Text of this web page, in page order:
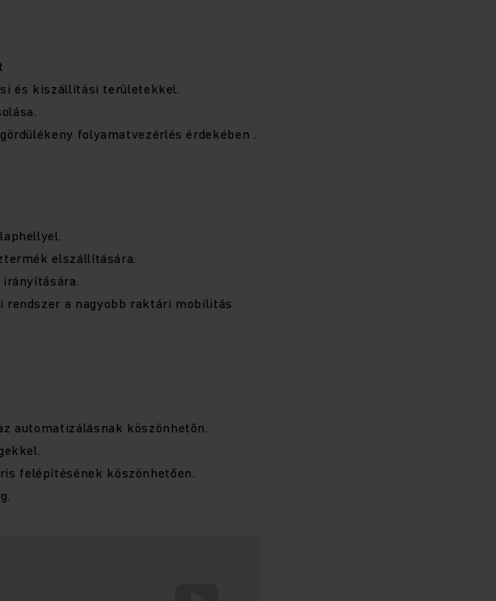
és kiszállítási területekkel.
folyamatvezérlés érdekében .
elszállítására.
rendszer a nagyobb raktári mobilitás
automatizálásnak köszönhetőn.
felépítésének köszönhetően.